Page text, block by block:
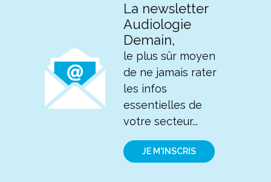
La newsletter
Audiologie
Demain,
le plus sûr moyen
de ne jamais rater
les infos
essentielles de
votre secteur...
JE M'INSCRIS